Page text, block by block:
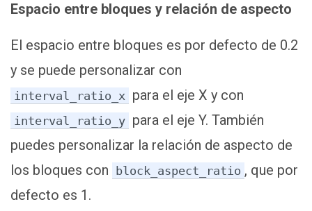
Espacio entre bloques y relación de aspecto
El espacio entre bloques es por defecto de 0.2
y se puede personalizar con
interval_ratio_x para el eje X y con
interval_ratio_y para el eje Y. También
puedes personalizar la relación de aspecto de
los bloques con
block_aspect_ratio , que por
defecto es 1.